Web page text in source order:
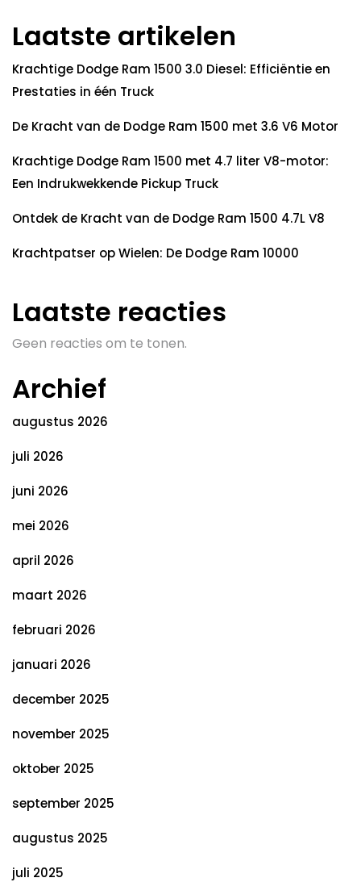
Laatste artikelen
Krachtige Dodge Ram 1500 3.0 Diesel: Efficiëntie en
Prestaties in één Truck
De Kracht van de Dodge Ram 1500 met 3.6 V6 Motor
Krachtige Dodge Ram 1500 met 4.7 liter V8-motor:
Een Indrukwekkende Pickup Truck
Ontdek de Kracht van de Dodge Ram 1500 4.7L V8
Krachtpatser op Wielen: De Dodge Ram 10000
Laatste reacties
Geen reacties om te tonen.
Archief
augustus 2026
juli 2026
juni 2026
mei 2026
april 2026
maart 2026
februari 2026
januari 2026
december 2025
november 2025
oktober 2025
september 2025
augustus 2025
juli 2025